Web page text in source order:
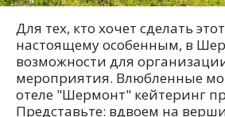
Для тех, кто хочет сделать
настоящему особенным, в
возможности для
мероприятия. Влюбленные
отеле "Шермонт" кейтеринг
Представьте: вдвоем на